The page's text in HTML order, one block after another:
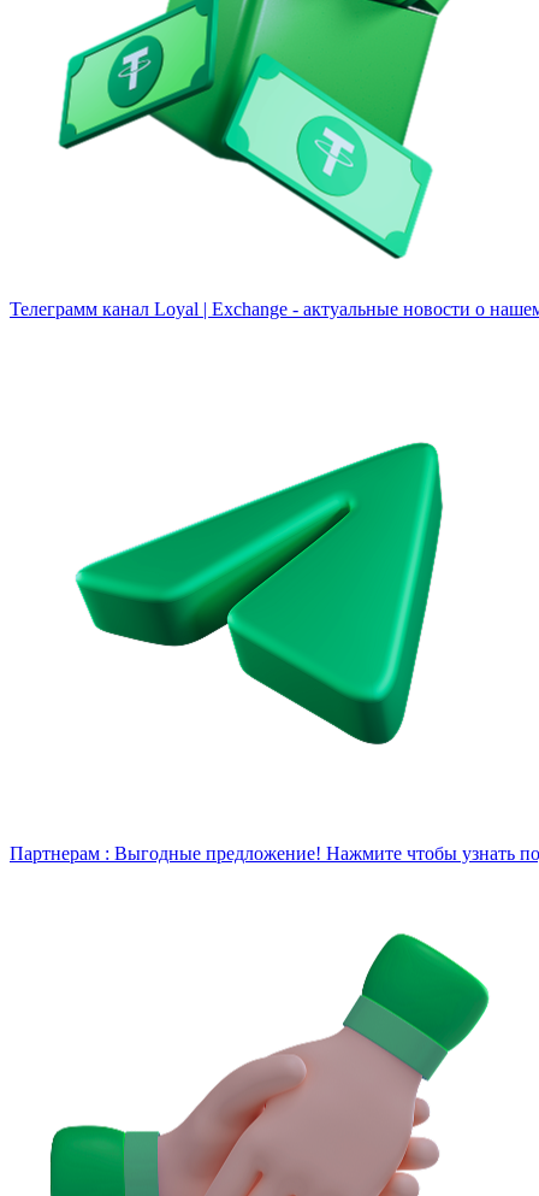
Телеграмм канал Loyal | Exchange - актуальные новости о
Партнерам : Выгодные предложение! Нажмите чтобы узнать